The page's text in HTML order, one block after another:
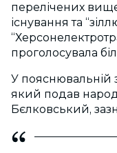
перелічених
існування та
проголосувала
У пояснювальній
який подав
Бєлковський,